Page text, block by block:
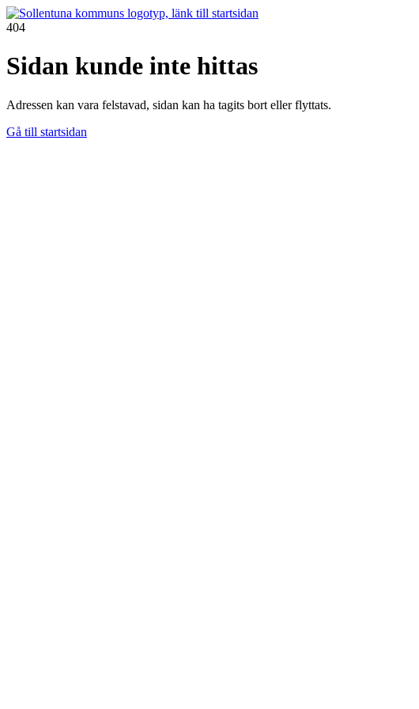
404
Sidan kunde inte hittas
Adressen kan vara felstavad, sidan kan ha tagits bort eller flyttats.
Gå till startsidan